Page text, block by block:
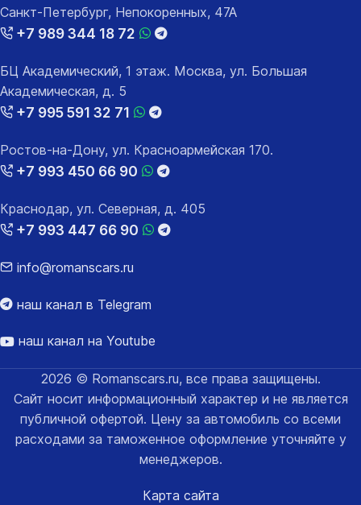
Санкт-Петербург, Непокоренных, 47А
+7 989 344 18 72
БЦ Академический, 1 этаж. Москва, ул. Большая
Академическая, д. 5
+7 995 591 32 71
Ростов-на-Дону, ул. Красноармейская 170.
+7 993 450 66 90
Краснодар, ул. Северная, д. 405
+7 993 447 66 90
info@romanscars.ru
наш канал в Telegram
наш канал на Youtube
2026 © Romanscars.ru, все права защищены.
Сайт носит информационный характер и не является
публичной офертой. Цену за автомобиль со всеми
расходами за таможенное оформление уточняйте у
менеджеров.
Карта сайта